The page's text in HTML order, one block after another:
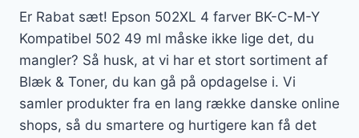
Er Rabat sæt! Epson 502XL 4 farver BK-C-M-Y
Kompatibel 502 49 ml måske ikke lige det, du
mangler? Så husk, at vi har et stort sortiment af
Blæk & Toner, du kan gå på opdagelse i. Vi
samler produkter fra en lang række danske online
shops, så du smartere og hurtigere kan få det